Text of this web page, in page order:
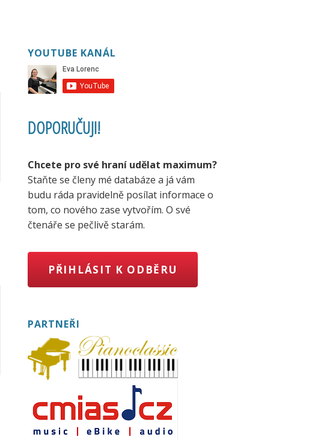
YOUTUBE KANÁL
DOPORUČUJI!
Chcete pro své hraní udělat maximum?
Staňte se členy mé databáze a já vám
budu ráda pravidelně posílat informace o
tom, co nového zase vytvořím. O své
čtenáře se pečlivě starám.
PŘIHLÁSIT K ODBĚRU
PARTNEŘI